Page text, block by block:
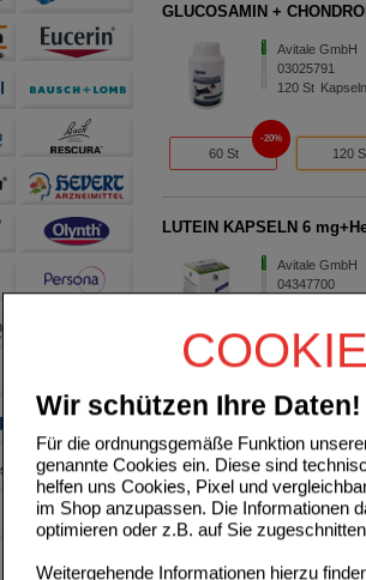
Wir schützen Ihre Daten!
Für die ordnungsgemäße Funktion
genannte Cookies ein. Diese sind
helfen uns Cookies, Pixel und
im Shop anzupassen. Die Informationen
optimieren oder z.B. auf Sie
Weitergehende Informationen hierzu
GLUCOSAMIN +
Avitale GmbH
03025791
120St Kapseln
60 St
20%
120
LUTEIN KAPSELN 6
Avitale GmbH
04347700
60 St 120 St
SOJA ISOFLAVON
Avitale GmbH
01055374
120St
20%